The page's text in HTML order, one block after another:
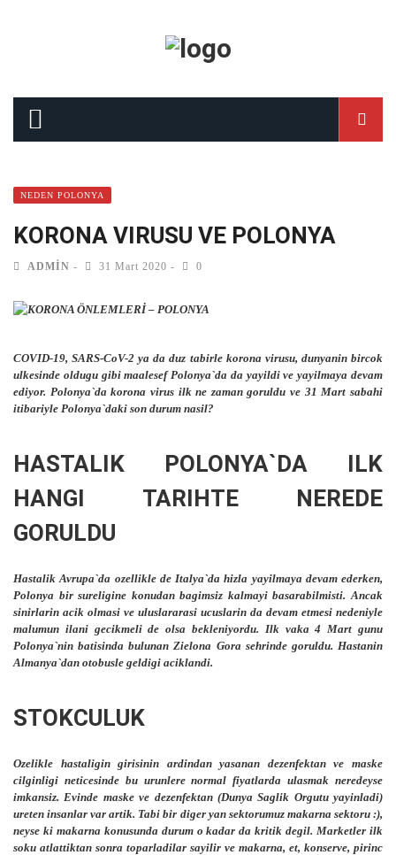
NEDEN POLONYA
KORONA VIRUSU VE POLONYA
ADMIN 31 Mart 2020 0
COVID-19, SARS-CoV-2 ya da duz tabirle korona virusu, dunyanin bircok
ulkesinde oldugu gibi maalesef Polonya`da da yayildi ve yayilmaya devam
ediyor. Polonya`da korona virus ilk ne zaman goruldu ve 31 Mart sabahi
itibariyle Polonya`daki son durum nasil?
HASTALIK POLONYA`DA ILK
HANGI TARIHTE NEREDE
GORULDU
Hastalik Avrupa`da ozellikle de Italya`da hizla yayilmaya devam ederken,
Polonya bir sureligine konudan bagimsiz kalmayi basarabilmisti. Ancak
sinirlarin acik olmasi ve uluslararasi ucuslarin da devam etmesi nedeniyle
malumun ilani gecikmeli de olsa bekleniyordu. Ilk vaka 4 Mart gunu
Polonya`nin batisinda bulunan Zielona Gora sehrinde goruldu. Hastanin
Almanya`dan otobusle geldigi aciklandi.
STOKCULUK
Ozelikle hastaligin girisinin ardindan yasanan dezenfektan ve maske
cilginligi neticesinde bu urunlere normal fiyatlarda ulasmak neredeyse
imkansiz. Evinde maske ve dezenfektan (Dunya Saglik Orgutu yayinladi)
ureten insanlar var artik. Tabi bir diger yan sektorumuz makarna sektoru :),
neyse ki makarna konusunda durum o kadar da kritik degil. Marketler ilk
soku atlattiktan sonra toparladilar sayilir ve makarna, et, konserve, pirinc